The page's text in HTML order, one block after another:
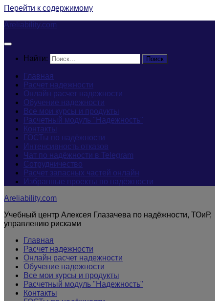
Перейти к содержимому
Areliability.com
Найти:
Главная
Расчет надежности
Онлайн расчет надежности
Обучение надежности
Все мои курсы и продукты
Расчетный модуль "Надежность"
Контакты
ГОСТы по надёжности
Интенсивность отказов
Чат по надёжности в Telegram
Сотрудничество
Расчет запасных частей онлайн
Избранные проекты по надёжности
Areliability.com
Учебный центр Алексея Глазачева по надёжности, ТОиР,
управлению рисками
Главная
Расчет надежности
Онлайн расчет надежности
Обучение надежности
Все мои курсы и продукты
Расчетный модуль "Надежность"
Контакты